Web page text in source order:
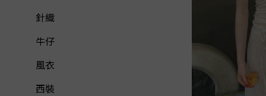
針織
牛仔
風衣
西裝